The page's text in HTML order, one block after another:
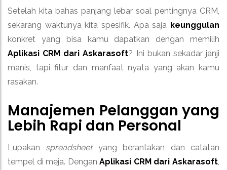
Setelah kita bahas panjang lebar soal pentingnya CRM,
sekarang waktunya kita spesifik. Apa saja keunggulan
konkret yang bisa kamu dapatkan dengan memilih
Aplikasi CRM dari Askarasoft? Ini bukan sekadar janji
manis, tapi fitur dan manfaat nyata yang akan kamu
rasakan.
Manajemen Pelanggan yang
Lebih Rapi dan Personal
Lupakan spreadsheetyang berantakan dan catatan
tempel di meja. DenganAplikasi CRM dari Askarasoft,